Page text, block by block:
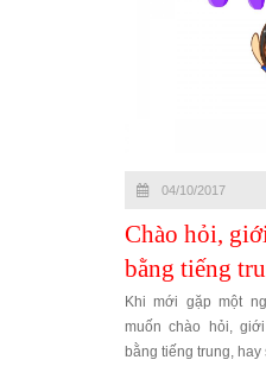
04/10/2017
Chào hỏi,
bằng tiếng
Khi mới gặp một
muốn chào hỏi,
bằng tiếng trung,